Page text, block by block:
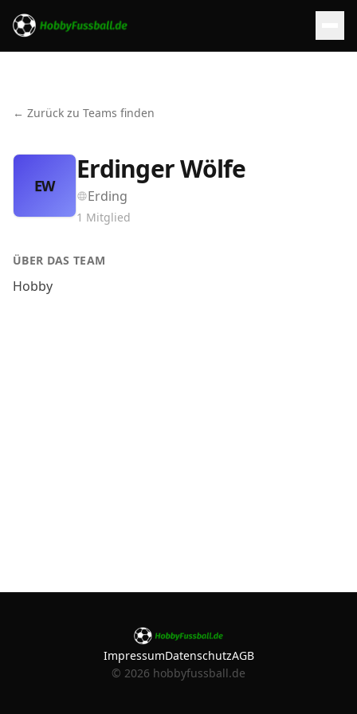
← Zurück zu Teams finden
EW
Erdinger Wölfe
Erding
1 Mitglied
ÜBER DAS TEAM
Hobby
ImpressumDatenschutzAGB
© 2026 hobbyfussball.de